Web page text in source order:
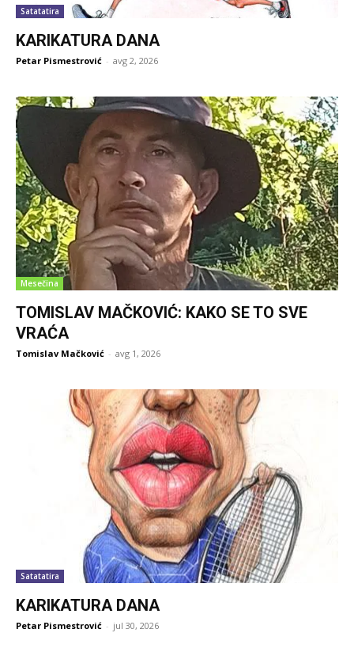
Satatatira
KARIKATURA DANA
Petar Pismestrović - avg 2, 2026
Mesečina
TOMISLAV MAČKOVIĆ: KAKO SE TO SVE
VRAĆA
Tomislav Mačković - avg 1, 2026
Satatatira
KARIKATURA DANA
Petar Pismestrović - jul 30, 2026